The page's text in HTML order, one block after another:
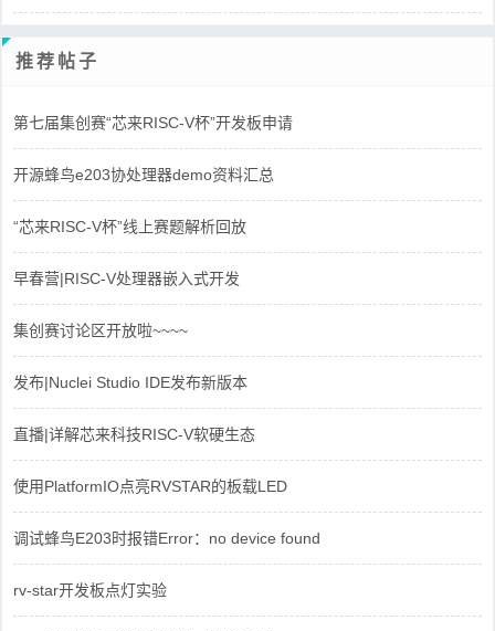
推荐帖子
第七届集创赛“芯来RISC-V杯”开发板申请
开源蜂鸟e203协处理器demo资料汇总
“芯来RISC-V杯”线上赛题解析回放
早春营|RISC-V处理器嵌入式开发
集创赛讨论区开放啦~~~~
发布|Nuclei Studio IDE发布新版本
直播|详解芯来科技RISC-V软硬生态
使用PlatformIO点亮RVSTAR的板载LED
调试蜂鸟E203时报错Error：no device found
rv-star开发板点灯实验